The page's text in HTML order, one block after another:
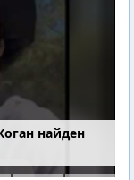
найден